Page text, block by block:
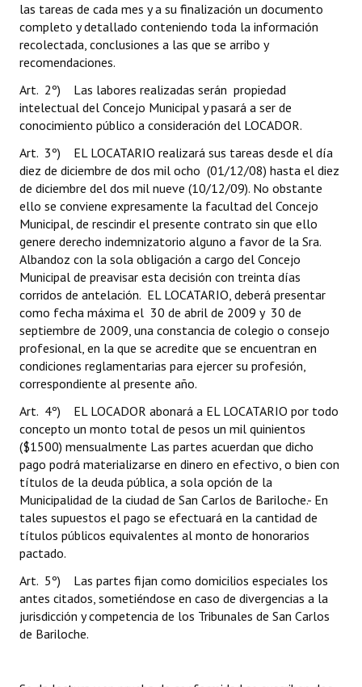
las tareas de cada mes y a su finalización un documento
completo y detallado conteniendo toda la información
recolectada, conclusiones a las que se arribo y
recomendaciones.
Art. 2º) Las labores realizadas serán propiedad
intelectual del Concejo Municipal y pasará a ser de
conocimiento público a consideración del LOCADOR.
Art. 3º) EL LOCATARIO realizará sus tareas desde el día
diez de diciembre de dos mil ocho (01/12/08) hasta el diez
de diciembre del dos mil nueve (10/12/09). No obstante
ello se conviene expresamente la facultad del Concejo
Municipal, de rescindir el presente contrato sin que ello
genere derecho indemnizatorio alguno a favor de la Sra.
Albandoz con la sola obligación a cargo del Concejo
Municipal de preavisar esta decisión con treinta días
corridos de antelación. EL LOCATARIO, deberá presentar
como fecha máxima el 30 de abril de 2009 y 30 de
septiembre de 2009, una constancia de colegio o consejo
profesional, en la que se acredite que se encuentran en
condiciones reglamentarias para ejercer su profesión,
correspondiente al presente año.
Art. 4º) EL LOCADOR abonará a EL LOCATARIO por todo
concepto un monto total de pesos un mil quinientos
($1500) mensualmente Las partes acuerdan que dicho
pago podrá materializarse en dinero en efectivo, o bien con
títulos de la deuda pública, a sola opción de la
Municipalidad de la ciudad de San Carlos de Bariloche.- En
tales supuestos el pago se efectuará en la cantidad de
títulos públicos equivalentes al monto de honorarios
pactado.
Art. 5º) Las partes fijan como domicilios especiales los
antes citados, sometiéndose en caso de divergencias a la
jurisdicción y competencia de los Tribunales de San Carlos
de Bariloche.